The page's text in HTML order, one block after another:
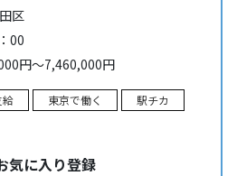
区
00
円～7,460,000円
給 東京で働く
駅チカ
気に入り登録